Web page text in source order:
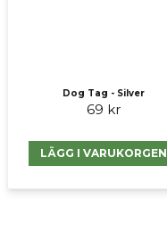
Dog Tag - Silver
69 kr
LÄGG I VARUKORGEN